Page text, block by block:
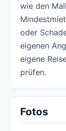
wie den
oder
eigenen
eigene
prüfen.
Fotos